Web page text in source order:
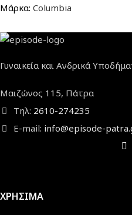
Μάρκα: Columbia
Γυναικεία και Ανδρικά
Μαιζώνος 115, Πάτρα
Τηλ: 2610-274235
E-mail: info@episode-
ΧΡΗΣΙΜΑ